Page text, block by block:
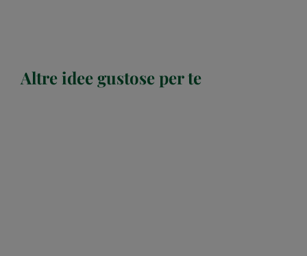
Altre idee gustose per te